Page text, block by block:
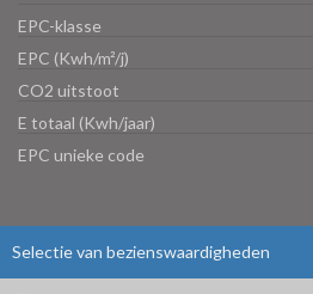
EPC-klasse
EPC (Kwh/m²/j)
CO2 uitstoot
E totaal (Kwh/jaar)
EPC unieke code
Selectie van bezienswaardigheden